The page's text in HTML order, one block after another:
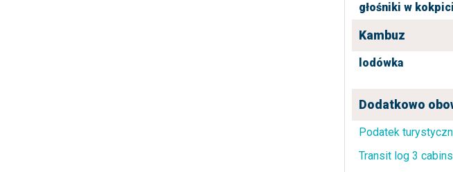
głośniki w
Kambuz
lodówka
Dodatkowo
Podatek
Transit log 3